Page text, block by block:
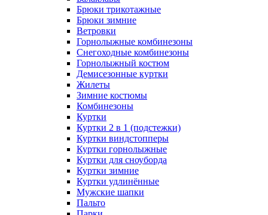
Брюки трикотажные
Брюки зимние
Ветровки
Горнолыжные комбинезоны
Снегоходные комбинезоны
Горнолыжный костюм
Демисезонные куртки
Жилеты
Зимние костюмы
Комбинезоны
Куртки
Куртки 2 в 1 (подстежки)
Куртки виндстопперы
Куртки горнолыжные
Куртки для сноуборда
Куртки зимние
Куртки удлинённые
Мужские шапки
Пальто